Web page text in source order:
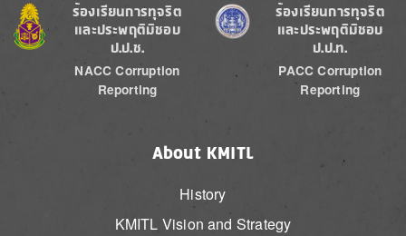
Image
ร้องเรียนการทุจริต
และประพฤติมิชอบ
ป.ป.ช.
NACC Corruption
Reporting
Image
ร้องเรียนการทุจริต
และประพฤติมิชอบ
ป.ป.ท.
PACC Corruption
Reporting
About KMITL
History
KMITL Vision and Strategy